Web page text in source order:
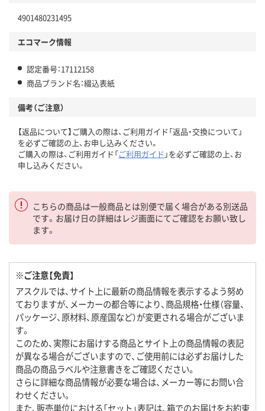
4901480231495
エコマーク情報
認定番号：17112158
商品ブランド名：綴込表紙
備考（ご注意）
【返品について】ご購入の際は、ご利用ガイド「返品・交換について」
を必ずご確認の上、お申し込みください。
ご購入の際は、ご利用ガイド「ご利用ガイド 」を必ずご確認の上、お
申し込みください。
こちらの商品は一般商品とは別便で届く場合がある別送品
です。お届け日の詳細はレジ画面にてご確認をお願い致し
ます。
※ご注意【免責】
アスクルでは、サイト上に最新の商品情報を表示するよう努め
ておりますが、メーカーの都合等により、商品規格・仕様（容量、
パッケージ、原材料、原産国など）が変更される場合がございま
す。
このため、実際にお届けする商品とサイト上の商品情報の表記
が異なる場合がございますので、ご使用前には必ずお届けした
商品の商品ラベルや注意書きをご確認ください。
さらに詳細な商品情報が必要な場合は、メーカー等にお問い合
わせください。
また、販売単位における「セット」表記は、箱でのお届けをお約束